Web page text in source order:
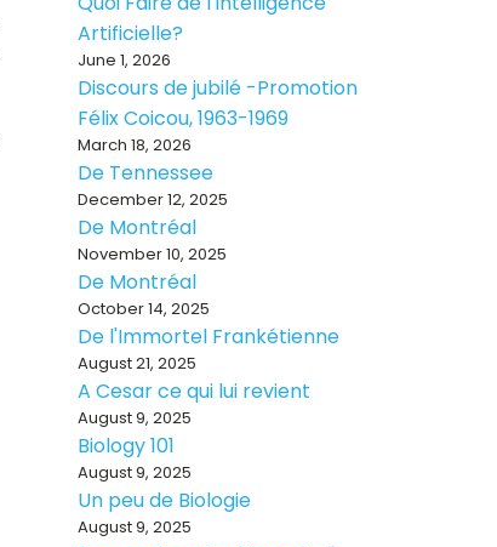
Artificielle?
June 1, 2026
Discours de jubilé -Promotion
Félix Coicou, 1963-1969
March 18, 2026
De Tennessee
December 12, 2025
De Montréal
November 10, 2025
De Montréal
October 14, 2025
De l'Immortel Frankétienne
August 21, 2025
A Cesar ce qui lui revient
August 9, 2025
Biology 101
August 9, 2025
Un peu de Biologie
August 9, 2025